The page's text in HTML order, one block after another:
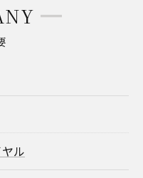
ル